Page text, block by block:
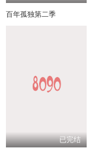
百年孤独第二季
已完结